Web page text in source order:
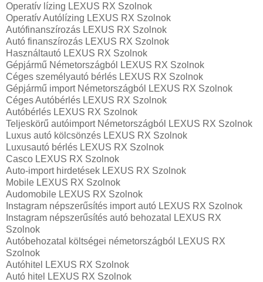
Operatív lízing LEXUS RX Szolnok
Operatív Autólízing LEXUS RX Szolnok
Autófinanszírozás LEXUS RX Szolnok
Autó finanszírozás LEXUS RX Szolnok
Használtautó LEXUS RX Szolnok
Gépjármű Németországból LEXUS RX Szolnok
Céges személyautó bérlés LEXUS RX Szolnok
Gépjármű import Németországból LEXUS RX Szolnok
Céges Autóbérlés LEXUS RX Szolnok
Autóbérlés LEXUS RX Szolnok
Teljeskörű autóimport Németországból LEXUS RX Szolnok
Luxus autó kölcsönzés LEXUS RX Szolnok
Luxusautó bérlés LEXUS RX Szolnok
Casco LEXUS RX Szolnok
Auto-import hirdetések LEXUS RX Szolnok
Mobile LEXUS RX Szolnok
Audomobile LEXUS RX Szolnok
Instagram népszerűsítés import autó LEXUS RX Szolnok
Instagram népszerűsítés autó behozatal LEXUS RX
Szolnok
Autóbehozatal költségei németországból LEXUS RX
Szolnok
Autóhitel LEXUS RX Szolnok
Autó hitel LEXUS RX Szolnok